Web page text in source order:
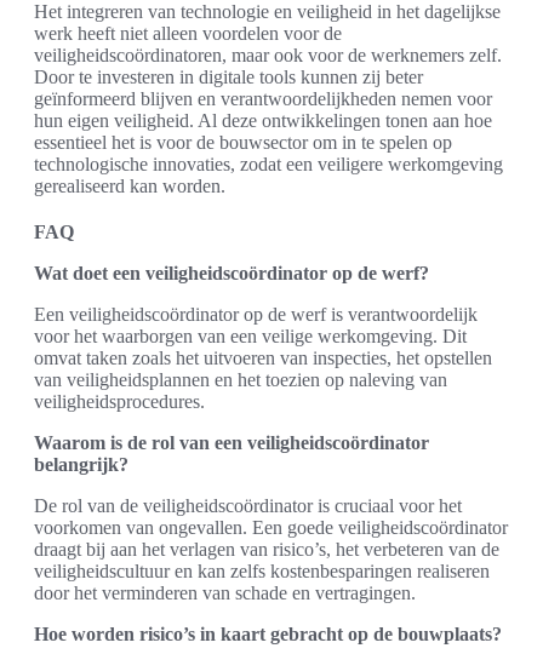
Het integreren van technologie en veiligheid in het dagelijkse
werk heeft niet alleen voordelen voor de
veiligheidscoördinatoren, maar ook voor de werknemers zelf.
Door te investeren in digitale tools kunnen zij beter
geïnformeerd blijven en verantwoordelijkheden nemen voor
hun eigen veiligheid. Al deze ontwikkelingen tonen aan hoe
essentieel het is voor de bouwsector om in te spelen op
technologische innovaties, zodat een veiligere werkomgeving
gerealiseerd kan worden.
FAQ
Wat doet een veiligheidscoördinator op de werf?
Een veiligheidscoördinator op de werf is verantwoordelijk
voor het waarborgen van een veilige werkomgeving. Dit
omvat taken zoals het uitvoeren van inspecties, het opstellen
van veiligheidsplannen en het toezien op naleving van
veiligheidsprocedures.
Waarom is de rol van een veiligheidscoördinator
belangrijk?
De rol van de veiligheidscoördinator is cruciaal voor het
voorkomen van ongevallen. Een goede veiligheidscoördinator
draagt bij aan het verlagen van risico’s, het verbeteren van de
veiligheidscultuur en kan zelfs kostenbesparingen realiseren
door het verminderen van schade en vertragingen.
Hoe worden risico’s in kaart gebracht op de bouwplaats?